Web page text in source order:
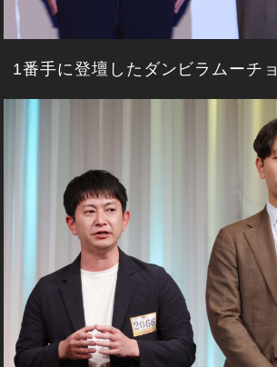
1番手に登壇したダンビラムーチョ